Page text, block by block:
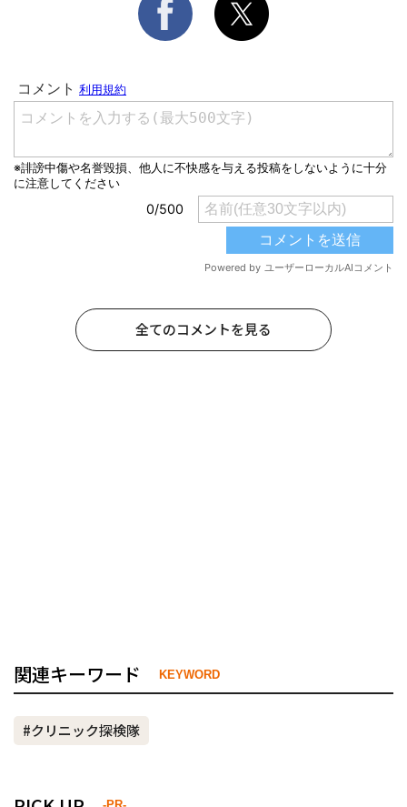
全てのコメントを見る
関連キーワード KEYWORD
#クリニック探検隊